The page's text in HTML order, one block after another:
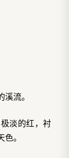
流。
淡的红，衬
。